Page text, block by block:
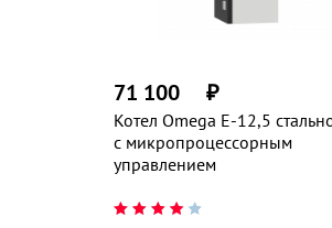
Котел Omega E-12,5
с микропроцессорным
управлением
71 100 ₽